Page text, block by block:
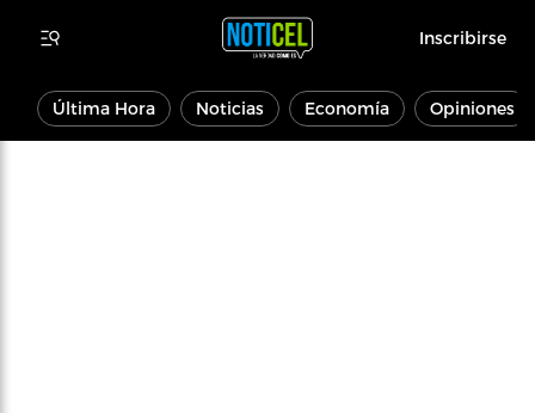
Inscribirse
Última Hora Noticias Economía Opiniones